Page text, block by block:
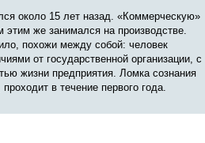
около 15 лет назад. «Коммерческую»
этим же занимался на производстве.
похожи между собой: человек
от государственной организации, с
жизни предприятия. Ломка сознания
в течение первого года.